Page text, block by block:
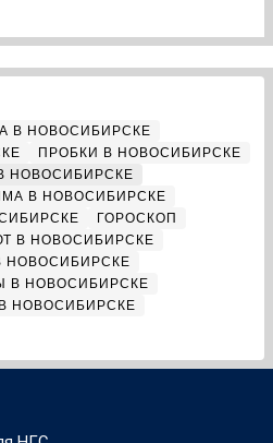
В НОВОСИБИРСКЕ
ПРОБКИ В НОВОСИБИРСКЕ
НОВОСИБИРСКЕ
В НОВОСИБИРСКЕ
ГОРОСКОП
В НОВОСИБИРСКЕ
НОВОСИБИРСКЕ
В НОВОСИБИРСКЕ
НОВОСИБИРСКЕ